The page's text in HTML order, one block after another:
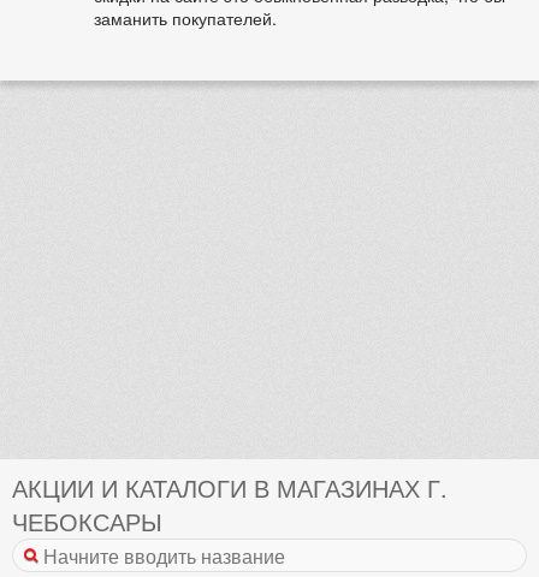
заманить покупателей.
АКЦИИ И КАТАЛОГИ В МАГАЗИНАХ Г.
ЧЕБОКСАРЫ